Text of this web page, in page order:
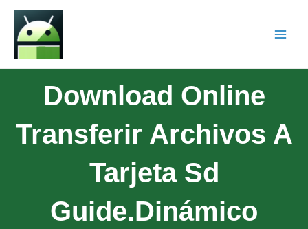
Download Online
Transferir Archivos A
Tarjeta Sd
Guide.Dinámico